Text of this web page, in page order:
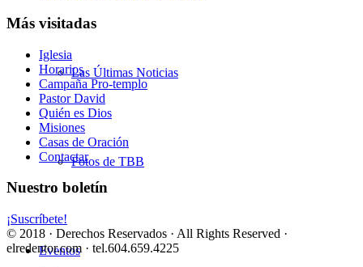
Las Últimas Noticias
Fotos de TBB
Eventos
Más visitadas
Iglesia
Horarios
Campaña Pro-templo
Pastor David
Quién es Dios
Misiones
Casas de Oración
Contactar
Nuestro boletín
¡Suscríbete!
© 2018 · Derechos Reservados · All Rights Reserved ·
elredentor.com · tel.604.659.4225